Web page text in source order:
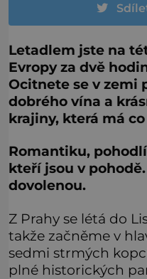
Letadlem jste na
Evropy za dvě
Ocitnete se v zemi
dobrého vína a
krajiny, která má
Romantiku,
kteří jsou v pohodě.
dovolenou.
Z Prahy se létá do
takže začněme v
sedmi strmých
plné historických